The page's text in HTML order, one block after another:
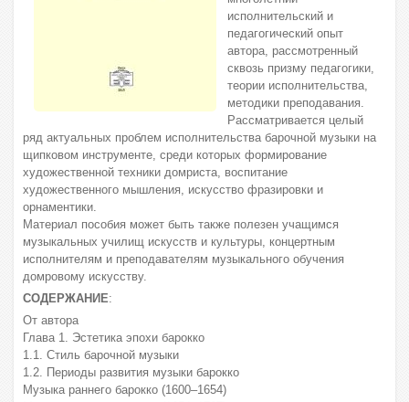
исполнительский и
педагогический опыт
автора, рассмотренный
сквозь призму педагогики,
теории исполнительства,
методики преподавания.
Рассматривается целый
ряд актуальных проблем исполнительства барочной музыки на
щипковом инструменте, среди которых формирование
художественной техники домриста, воспитание
художественного мышления, искусство фразировки и
орнаментики.
Материал пособия может быть также полезен учащимся
музыкальных училищ искусств и культуры, концертным
исполнителям и преподавателям музыкального обучения
домровому искусству.
СОДЕРЖАНИЕ:
От автора
Глава 1. Эстетика эпохи барокко
1.1. Стиль барочной музыки
1.2. Периоды развития музыки барокко
Музыка раннего барокко (1600–1654)